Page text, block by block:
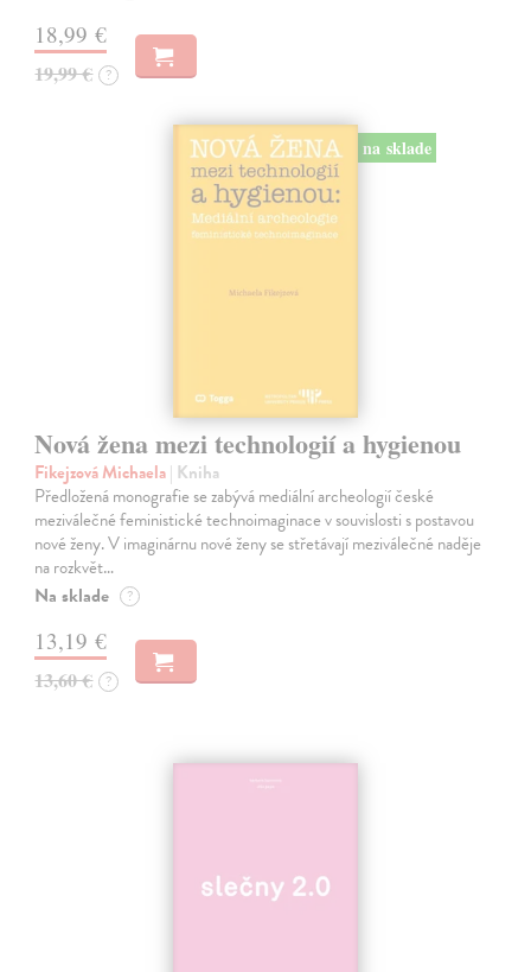
18,99 €
19,99 € ?
na sklade
Nová žena mezi technologií a hygienou
Fikejzová Michaela| Kniha
Předložená monografie se zabývá mediální archeologií české
meziválečné feministické technoimaginace v souvislosti s postavou
nové ženy. V imaginárnu nové ženy se střetávají meziválečné naděje
na rozkvět…
Na sklade ?
13,19 €
13,60 € ?